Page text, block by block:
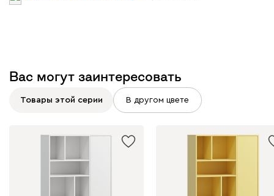
Вас могут заинтересовать
Товары этой серии В другом цвете